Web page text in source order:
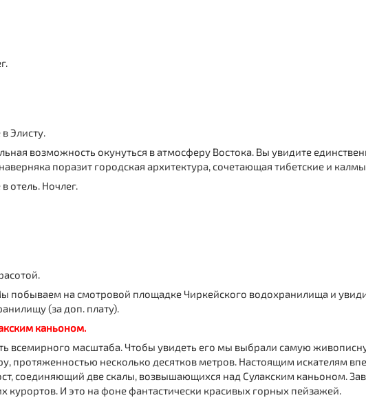
Элисту.
возможность окунуться в атмосферу Востока. Вы увидите
поразит городская архитектура, сочетающая тибетские и
отель. Ночлег.
побываем на смотровой площадке Чиркейского водохранилища и
(за доп. плату).
каньоном.
всемирного масштаба. Чтобы увидеть его мы выбрали самую
протяженностью несколько десятков метров. Настоящим искателям
соединяющий две скалы, возвышающихся над Сулакским каньоном.
И это на фоне фантастически красивых горных пейзажей.